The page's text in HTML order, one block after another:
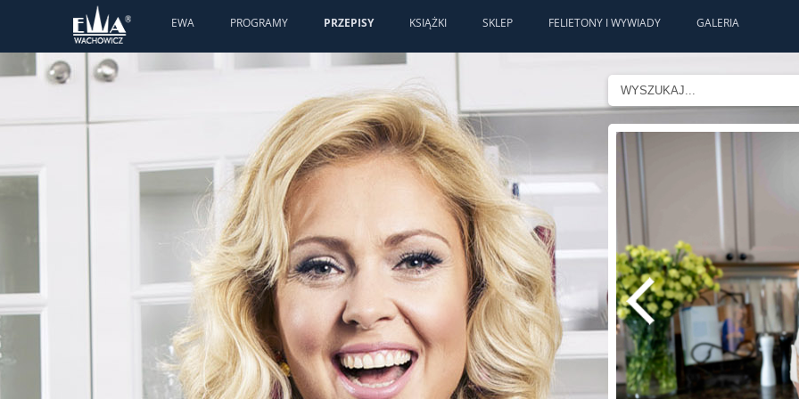
EWA PROGRAMY PRZEPISY KSIĄŻKI SKLEP FELIETONY I WYWIADY GALERIA